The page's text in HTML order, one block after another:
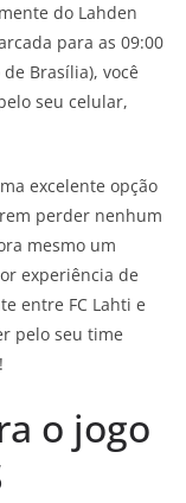
do Lahden
para as 09:00
Brasília), você
seu celular,
excelente opção
perder nenhum
mesmo um
experiência de
entre FC Lahti e
pelo seu time
o jogo